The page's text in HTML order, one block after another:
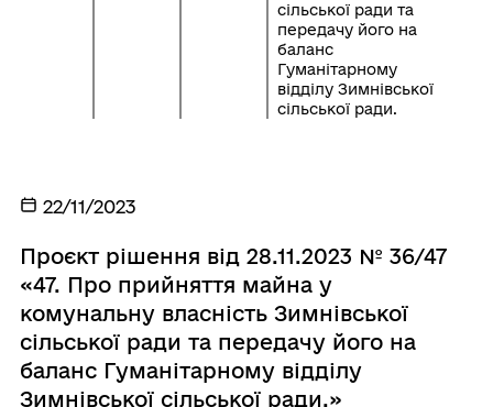
сільської ради та
передачу його на
баланс
Гуманітарному
відділу Зимнівської
сільської ради.
22/11/2023
Проєкт рішення від 28.11.2023 № 36/47
«47. Про прийняття майна у
комунальну власність Зимнівської
сільської ради та передачу його на
баланс Гуманітарному відділу
Зимнівської сільської ради.»